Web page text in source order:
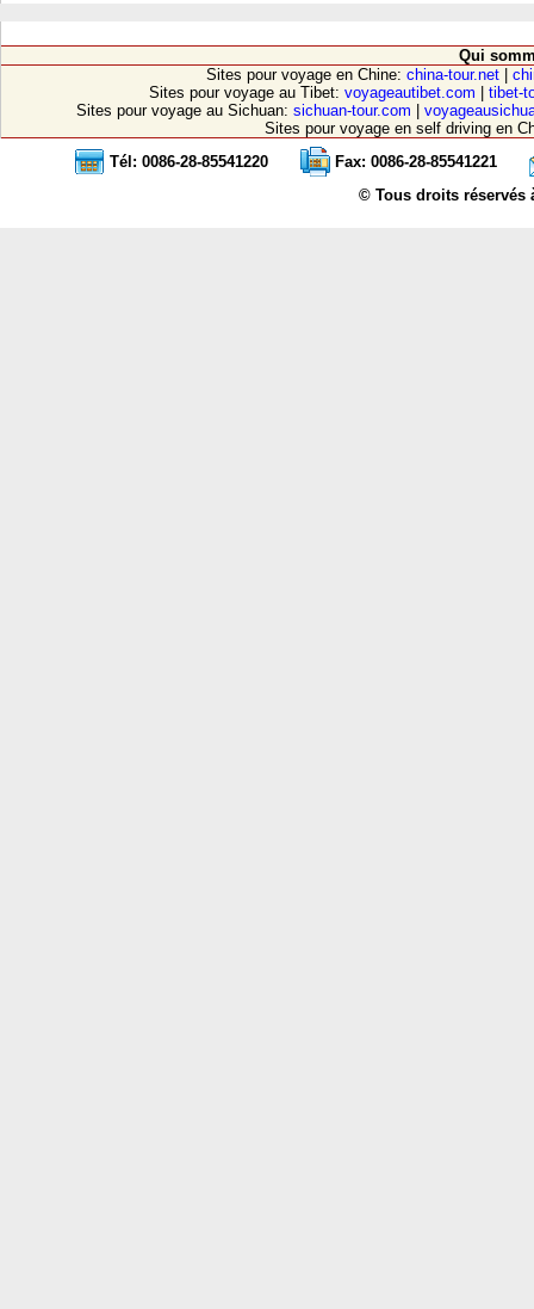
Qui
Sites pour voyage en Chine: china-tour.net
Sites pour voyage au Tibet: voyageautibet.com
tibet-
Sites pour voyage au Sichuan: sichuan-tour.com
Sites pour voyage en self driving en
Tél: 0086-28-85541220
Fax: 0086-28-85541221
© Tous droits réservés